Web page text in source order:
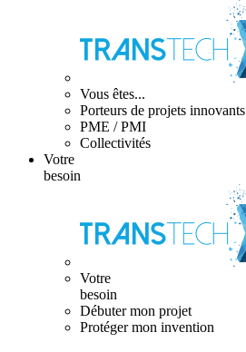
Vous êtes...
Porteurs de projets innovants
PME / PMI
Collectivités
Votre
besoin
Votre
besoin
Débuter mon projet
Protéger mon invention